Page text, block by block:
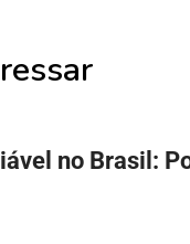
no Brasil: